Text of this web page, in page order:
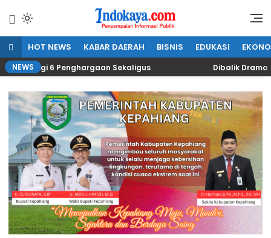
konten
IndoKaya
Penyampaian Informasi Publik
HOT NEWS KABAR DAERAH BISNIS EDUKASI
NEWS6 Penghargaan Sekaligus Dibalik Drama